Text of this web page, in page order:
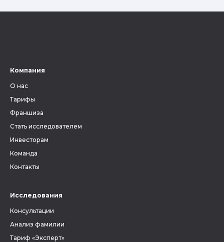
Компания
О нас
Тарифы
Франшиза
Стать исследователем
Инвесторам
Команда
Контакты
Исследования
Консультации
Анализ фамилии
Тариф «Эксперт»